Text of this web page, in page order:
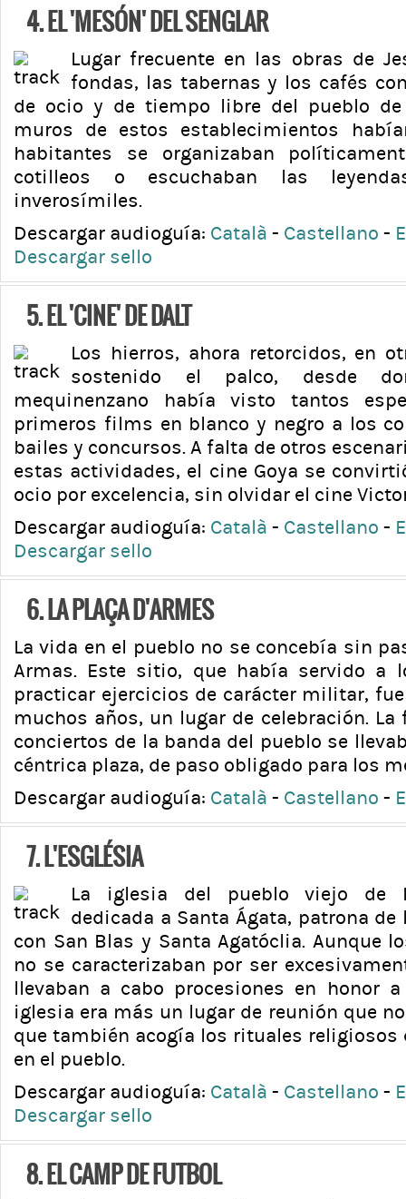
4. EL 'MESÓN' DEL SENGLAR
Lugar frecuente en las obras de
fondas, las tabernas y los cafés
de ocio y de tiempo libre del pueblo de
muros de estos establecimientos
habitantes se organizaban
cotilleos o escuchaban las
inverosímiles.
Descargar audioguía: Català - Castellano -
Descargar sello
5. EL 'CINE' DE DALT
Los hierros, ahora retorcidos, en
sostenido el palco, desde
mequinenzano había visto tantos
primeros films en blanco y negro a los
bailes y concursos. A falta de otros
estas actividades, el cine Goya se
ocio por excelencia, sin olvidar el cine
Descargar audioguía: Català - Castellano -
Descargar sello
6. LA PLAÇA D'ARMES
La vida en el pueblo no se concebía sin
Armas. Este sitio, que había servido a
practicar ejercicios de carácter militar,
muchos años, un lugar de celebración.
conciertos de la banda del pueblo se
céntrica plaza, de paso obligado para los
Descargar audioguía: Català - Castellano -
7. L'ESGLÉSIA
La iglesia del pueblo viejo de
dedicada a Santa Ágata, patrona
con San Blas y Santa Agatóclia. Aunque
no se caracterizaban por ser
llevaban a cabo procesiones en honor
iglesia era más un lugar de reunión que
que también acogía los rituales religiosos
en el pueblo.
Descargar audioguía: Català - Castellano -
Descargar sello
8. EL CAMP DE FUTBOL